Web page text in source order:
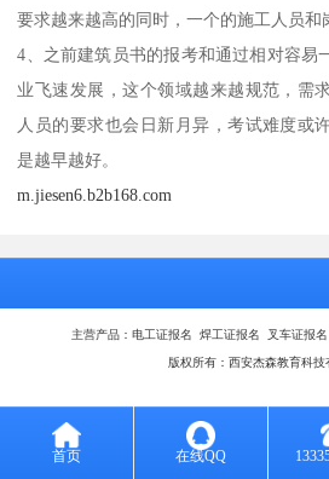
要求越来越高的同时，一个的施工人员和
4、之前建筑员书的报考和通过相对容易
业飞速发展，这个领域越来越规范，需
人员的要求也会日新月异，考试难度或
是越早越好。
m.jiesen6.b2b168.com
主营产品：电工证报名 焊工证报名 叉车证报
版权所有：西安杰森教育科技
首页 在线QQ